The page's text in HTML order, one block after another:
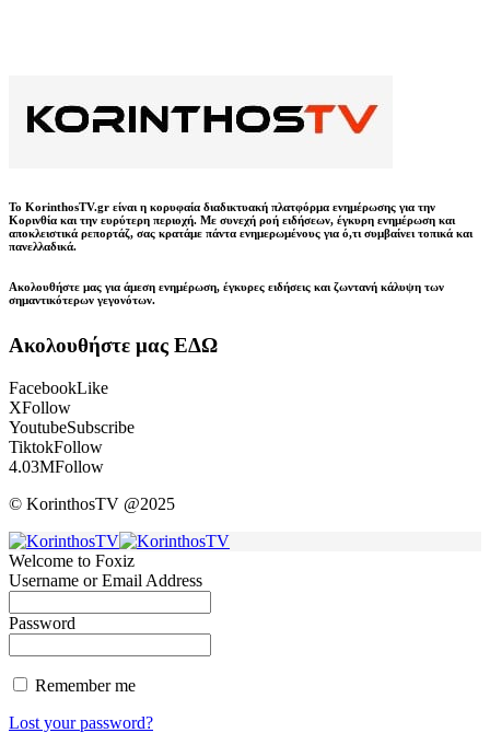
Το KorinthosTV.gr είναι η κορυφαία διαδικτυακή πλατφόρμα ενημέρωσης για την
Κορινθία και την ευρύτερη περιοχή. Με συνεχή ροή ειδήσεων, έγκυρη ενημέρωση και
αποκλειστικά ρεπορτάζ, σας κρατάμε πάντα ενημερωμένους για ό,τι συμβαίνει τοπικά και
πανελλαδικά.
Ακολουθήστε μας για άμεση ενημέρωση, έγκυρες ειδήσεις και ζωντανή κάλυψη των
σημαντικότερων γεγονότων.
Ακολουθήστε μας ΕΔΩ
FacebookLike
XFollow
YoutubeSubscribe
TiktokFollow
4.03MFollow
© KorinthosTV @2025
Welcome to Foxiz
Username or Email Address
Password
Remember me
Lost your password?